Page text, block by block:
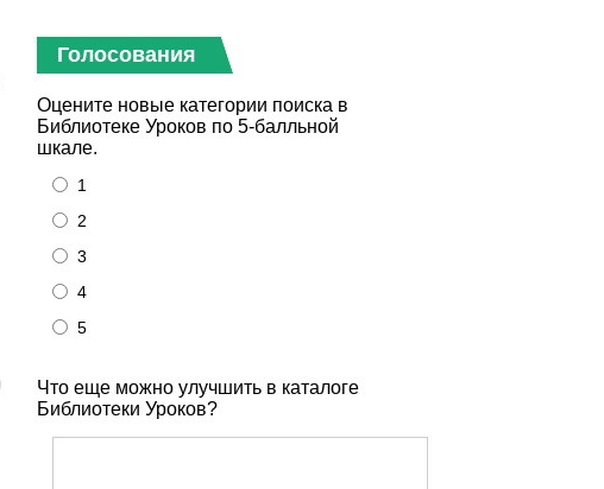
Голосования
Оцените новые категории поиска в
Библиотеке Уроков по 5-балльной
шкале.
1
2
3
4
5
Что еще можно улучшить в каталоге
Библиотеки Уроков?